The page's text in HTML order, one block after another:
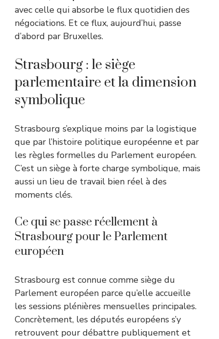
avec celle qui absorbe le flux quotidien des
négociations. Et ce flux, aujourd’hui, passe
d’abord par Bruxelles.
Strasbourg : le siège
parlementaire et la dimension
symbolique
Strasbourg s’explique moins par la logistique
que par l’histoire politique européenne et par
les règles formelles du Parlement européen.
C’est un siège à forte charge symbolique, mais
aussi un lieu de travail bien réel à des
moments clés.
Ce qui se passe réellement à
Strasbourg pour le Parlement
européen
Strasbourg est connue comme siège du
Parlement européen parce qu’elle accueille
les sessions plénières mensuelles principales.
Concrètement, les députés européens s’y
retrouvent pour débattre publiquement et